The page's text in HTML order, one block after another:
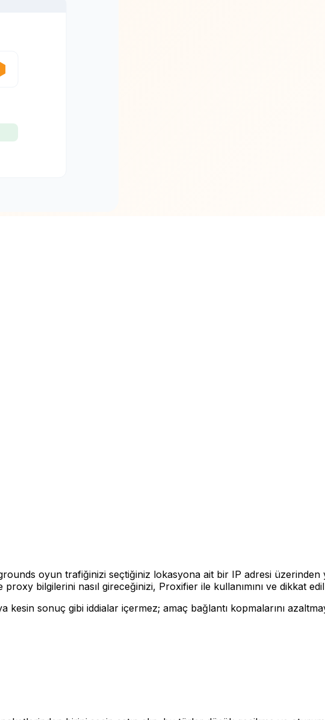
oyun trafiğinizi seçtiğiniz lokasyona ait bir IP adresi
bilgilerini nasıl gireceğinizi, Proxifier ile kullanımını ve dikkat
kesin sonuç gibi iddialar içermez; amaç bağlantı kopmalarını